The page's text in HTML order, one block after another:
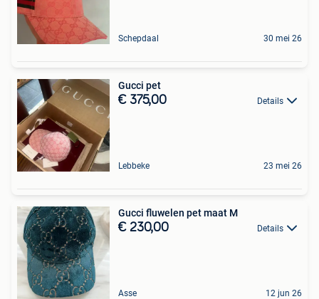
Schepdaal 30 mei 26
Gucci pet
€ 375,00 Details
Lebbeke 23 mei 26
Gucci fluwelen pet maat M
€ 230,00 Details
Asse 12 jun 26